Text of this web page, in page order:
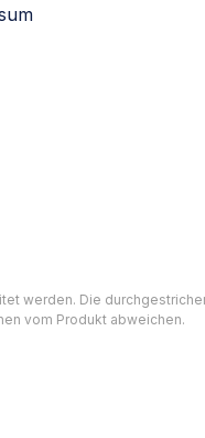
werden. Die
vom Produkt abweichen.